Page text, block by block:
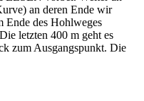
an deren Ende wir
Ende des Hohlweges
letzten 400 m geht es
zum Ausgangspunkt. Die